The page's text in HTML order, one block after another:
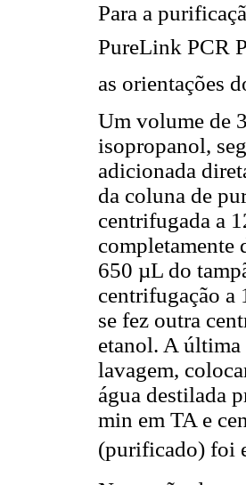
Para a
PureLink PCR
as orientações
Um volume de
isopropanol,
adicionada
da coluna de
centrifugada a
completamente
650 µL do
centrifugação a
se fez outra
etanol. A
lavagem,
água destilada
min em TA e
(purificado) foi